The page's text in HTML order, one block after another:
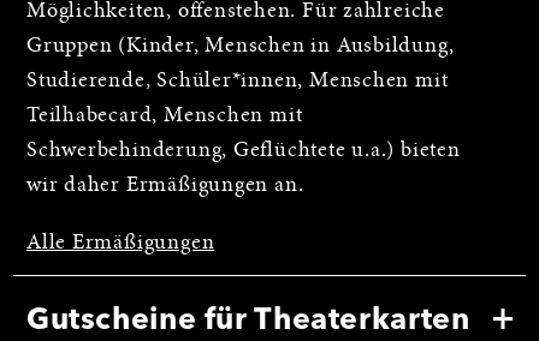
Möglichkeiten, offenstehen. Für zahlreiche
Gruppen (Kinder, Menschen in Ausbildung,
Studierende, Schüler*innen, Menschen mit
Teilhabecard, Menschen mit
Schwerbehinderung, Geflüchtete u.a.) bieten
wir daher Ermäßigungen an.
Alle Ermäßigungen
Gutscheine für Theaterkarten